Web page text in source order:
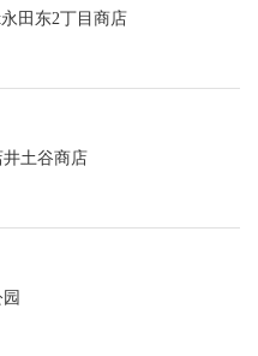
永田东2丁目商店
土谷商店